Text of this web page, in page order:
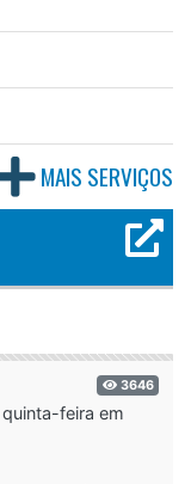
MAIS SERVIÇOS
3646
feira em